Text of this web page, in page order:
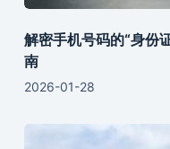
解密手机号码的“身份
南
2026-01-28